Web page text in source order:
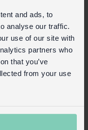
and ads, to
analyse our traffic.
use of our site with
partners who
that you’ve
from your use
boîte